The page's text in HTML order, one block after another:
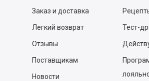
Заказ и доставка
Легкий возврат
Отзывы
Поставщикам
Новости
Тест-